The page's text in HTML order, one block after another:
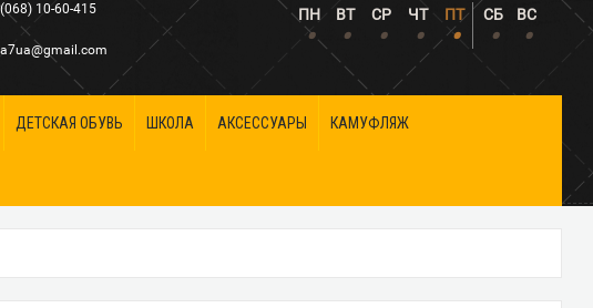
10-60-415 ПН ВТ СР ЧТ ПТ СБ ВС
• • • • • • •
ДЕТСКАЯ ОБУВЬ ШКОЛА АКСЕССУАРЫ КАМУФЛЯЖ